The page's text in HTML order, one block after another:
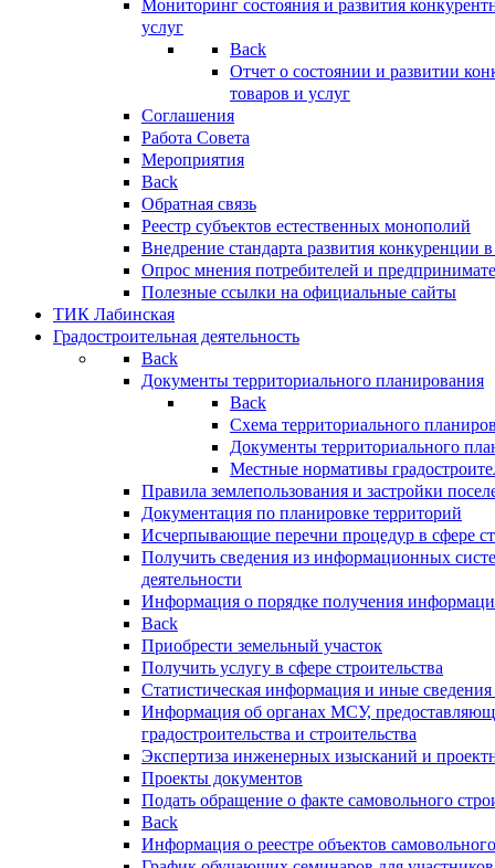
Мониторинг состояния и развития
услуг
Back
Отчет о состоянии и развитии
товаров и услуг
Соглашения
Работа Совета
Мероприятия
Back
Обратная связь
Реестр субъектов естественных монополий
Внедрение стандарта развития конкуренции
Опрос мнения потребителей и
Полезные ссылки на официальные сайты
ТИК Лабинская
Градостроительная деятельность
Back
Документы территориального планирования
Back
Схема территориального
Документы территориального
Местные нормативы
Правила землепользования и застройки
Документация по планировке территорий
Исчерпывающие перечни процедур в сфере
Получить сведения из информационных
деятельности
Информация о порядке получения
Back
Приобрести земельный участок
Получить услугу в сфере строительства
Статистическая информация и иные сведения
Информация об органах МСУ,
градостроительства и строительства
Экспертиза инженерных изысканий и
Проекты документов
Подать обращение о факте самовольного
Back
Информация о реестре объектов